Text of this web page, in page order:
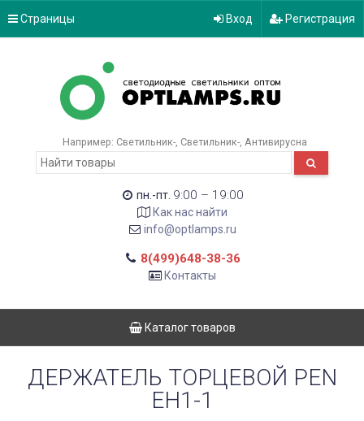
Страницы Вход Регистрация
Например: Светильник- Светильник- Антивирусна
пн.-пт. 9:00 – 19:00
Как нас найти
info@optlamps.ru
8(499)648-38-36
Контакты
Каталог товаров
ДЕРЖАТЕЛЬ ТОРЦЕВОЙ PEN
EH1-1